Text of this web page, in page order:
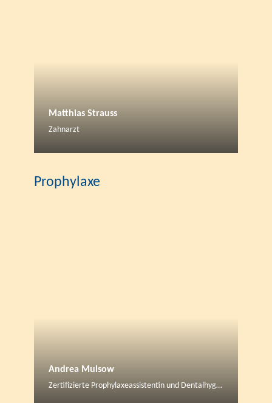
Matthias Strauss
Zahnarzt
Prophylaxe
Andrea Mulsow
Zertifizierte Prophylaxeassistentin und Dentalhygienikerin